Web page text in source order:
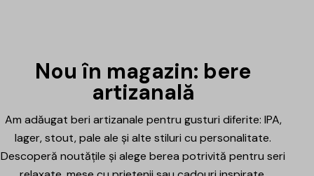
Nou în magazin: bere
artizanală
Am adăugat beri artizanale pentru gusturi diferite: IPA,
lager, stout, pale ale și alte stiluri cu personalitate.
Descoperă noutățile și alege berea potrivită pentru seri